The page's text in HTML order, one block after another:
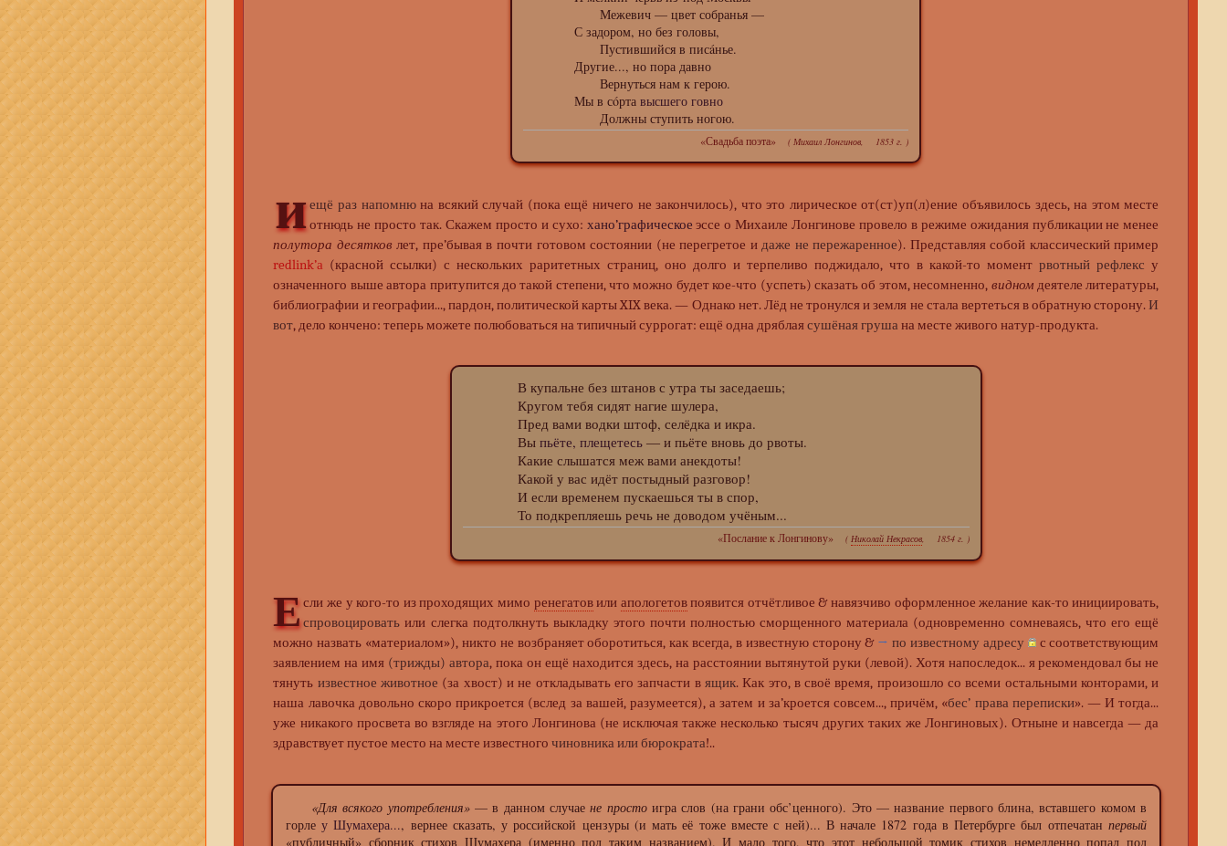
‎Межевич — цвет собранья —
С задором, но без головы,
‎Пустившийся в писáнье.
Другие..., но пора давно
‎Вернуться нам к герою.
Мы в сóртавысшего говно
‎Должны ступить ногою.
«Свадьба поэта» ( Михаил Лонгинов, 1853 г. )
иещё раз напомнюна всякий случай (пока ещё ничего не закончилось), что это лирическое от(ст)уп(л)ение объявилось здесь, на этом месте
отнюдь не просто так. Скажем просто и сухо: хано’графическое эссе о Михаиле Лонгинове провело в режиме ожидания публикации не менее
полутора десятков лет, пре’бывая в почти готовом состоянии (не перегретое идаже не пережаренное). Представляя собой классический пример
redlink’а (красной ссылки) с нескольких раритетных страниц, оно долго и терпеливо поджидало, что в какой-то моментрвотный рефлекс у
означенного выше автора притупится до такой степени, что можно будет кое-что (успеть) сказать об этом, несомненно, видном деятеле литературы,
библиографии и географии..., пардон, политической карты XIX века. — Однако нет. Лёд не тронулся и земля не стала вертеться в обратную сторону.И
вот, дело кончено: теперь можете полюбоваться на типичный суррогат: ещё одна дряблаясушёная грушана месте живого натур-продукта.
В купальне без штанов с утра ты заседаешь;
Кругом тебя сидят нагие шулера,
Пред вами водки штоф, селёдка и икра.
Вы пьёте, плещетесь― и пьёте вновь до рвоты.
Какие слышатся меж вами анекдоты!
Какой у вас идёт постыдный разговор!
И если временем пускаешься ты в спор,
То подкрепляешь речь не доводом учёным...
«Послание к Лонгинову» ( Николай Некрасов, 1854 г. )
Если же у кого-то из проходящих мимо ренегатовили апологетовпоявится отчётливое & навязчиво оформленное желание как-то инициировать,
спровоцировать или слегка подтолкнуть выкладку этого почти полностью сморщенного материала (одновременно сомневаясь, что его ещё
можно назвать «материалом»), никто не возбраняет оборотиться, как всегда, в известную сторону & → по известному адресу
с соответствующим
заявлением на имя (трижды) автора, пока он ещё находится здесь, на расстоянии вытянутой руки (левой). Хотя напоследок... я рекомендовал бы не
тянуть известное животное (за хвост) и не откладывать его запчасти в ящик. Как это, в своё время, произошло со всеми остальными конторами, и
наша лавочка довольно скоро прикроется (вслед за вашей, разумеется), а затем и за’кроется совсем..., причём, «бес’ права переписки». — И тогда...
уже никакого просвета во взгляде на этого Лонгинова (не исключая также несколько тысяч других таких же Лонгиновых). Отныне и навсегда — да
здравствует пустое место на месте известногочиновника или бюрократа!..
«Для всякого употребления»— в данном случаене простоигра слов (на грани обс’ценного). Это — название первого блина, вставшего комом в
горлеу Шумахера..., вернее сказать, у российской цензуры (и мать её тоже вместе с ней)... В начале 1872 года в Петербурге был отпечатан первый
«публичный» сборник стихов Шумахера (именно под таким названием). И мало того, что этот небольшой томик стихов немедленно попал под